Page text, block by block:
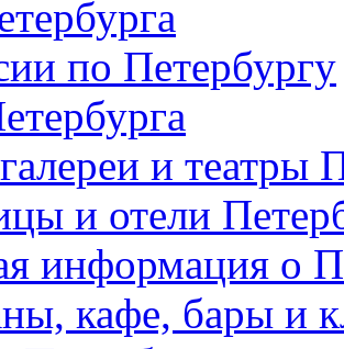
по Петербургу
и театры
и отели
информация о
кафе, бары и